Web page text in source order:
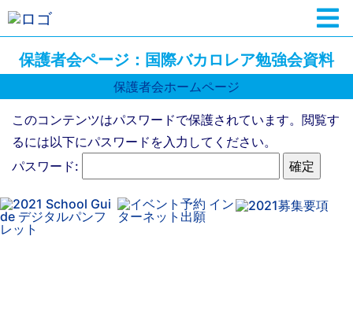
保護者会ページ：国際バカロレア勉強会資料
保護者会ホームページ
このコンテンツはパスワードで保護されています。閲覧す
るには以下にパスワードを入力してください。
パスワード: